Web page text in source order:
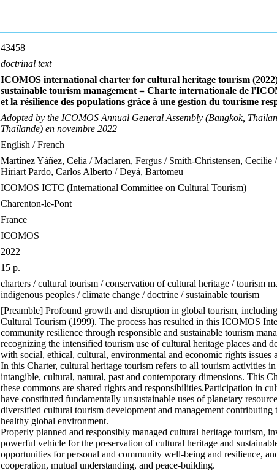
43458
doctrinal text
ICOMOS international charter for cultural heritage tourism
sustainable tourism management = Charte internationale de
et la résilience des populations grâce à une gestion du tourisme
Adopted by the ICOMOS Annual General Assembly (Bangkok,
Thaïlande) en novembre 2022
English / French
Martínez Yáñez, Celia / Maclaren, Fergus / Smith-Christensen,
Hiriart Pardo, Carlos Alberto / Deyá, Bartomeu
ICOMOS ICTC (International Committee on Cultural Tourism)
Charenton-le-Pont
France
ICOMOS
2022
15 p.
charters / cultural tourism / conservation of cultural heritage / tourism
indigenous peoples / climate change / doctrine / sustainable tourism
[Preamble] Profound growth and disruption in global tourism,
Cultural Tourism (1999). The process has resulted in this ICOMOS
community resilience through responsible and sustainable tourism
recognizing the intensified tourism use of cultural heritage places and
with social, ethical, cultural, environmental and economic rights issues
In this Charter, cultural heritage tourism refers to all tourism activities
intangible, cultural, natural, past and contemporary dimensions. This
these commons are shared rights and responsibilities.Participation in
have constituted fundamentally unsustainable uses of planetary
diversified cultural tourism development and management
healthy global environment.
Properly planned and responsibly managed cultural heritage tourism,
powerful vehicle for the preservation of cultural heritage and
opportunities for personal and community well-being and resilience,
cooperation, mutual understanding, and peace-building.